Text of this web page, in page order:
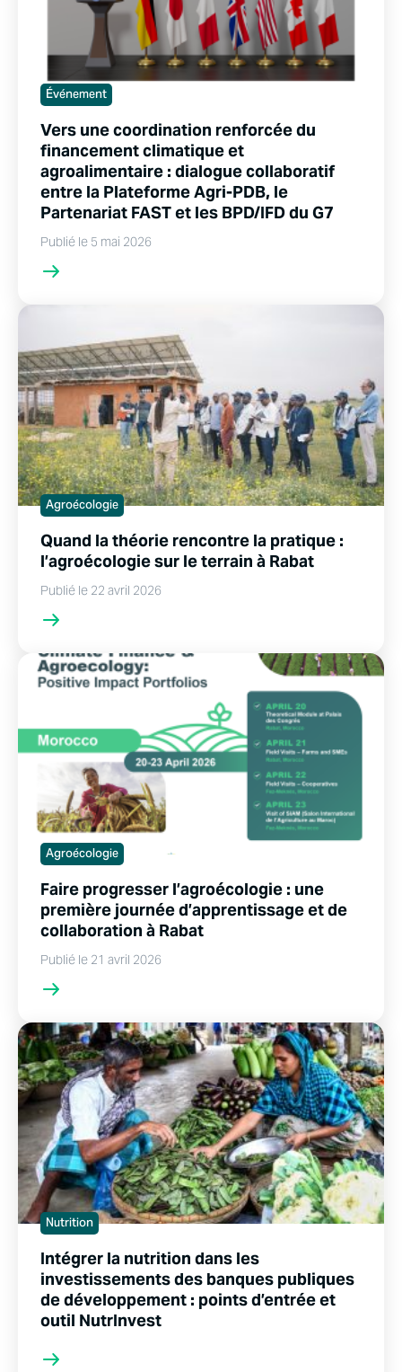
Événement
Vers une coordination renforcée du
financement climatique et
agroalimentaire : dialogue collaboratif
entre la Plateforme Agri-PDB, le
Partenariat FAST et les BPD/IFD du G7
Publié le 5 mai 2026
Agroécologie
Quand la théorie rencontre la pratique :
l’agroécologie sur le terrain à Rabat
Publié le 22 avril 2026
Agroécologie
Faire progresser l’agroécologie : une
première journée d’apprentissage et de
collaboration à Rabat
Publié le 21 avril 2026
Nutrition
Intégrer la nutrition dans les
investissements des banques publiques
de développement : points d’entrée et
outil NutrInvest